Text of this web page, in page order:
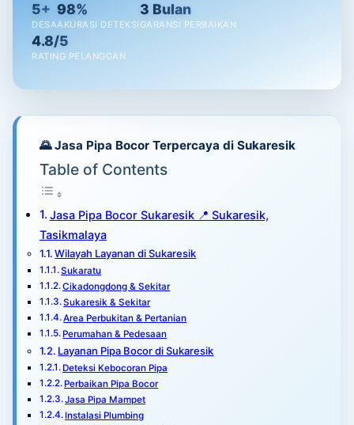
5+
DESA
98%
AKURASI DETEKSI
3 Bulan
GARANSI PERBAIKAN
4.8/5
RATING PELANGGAN
🌄 Jasa Pipa Bocor Terpercaya di Sukaresik
Table of Contents
Jasa Pipa Bocor Sukaresik 📍 Sukaresik,
Tasikmalaya
Wilayah Layanan di Sukaresik
Sukaratu
Cikadongdong & Sekitar
Sukaresik & Sekitar
Area Perbukitan & Pertanian
Perumahan & Pedesaan
Layanan Pipa Bocor di Sukaresik
Deteksi Kebocoran Pipa
Perbaikan Pipa Bocor
Jasa Pipa Mampet
Instalasi Plumbing